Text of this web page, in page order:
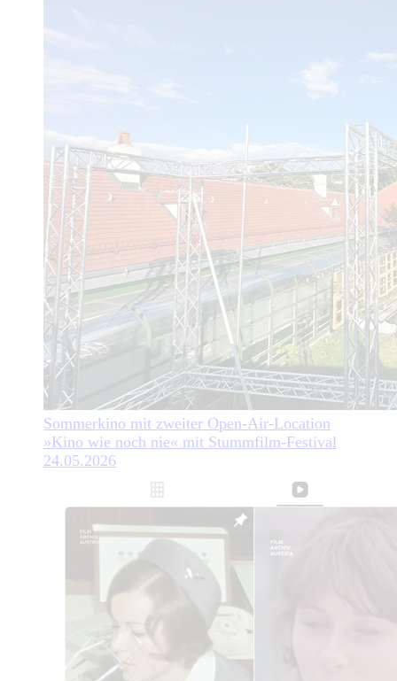
Sommerkino mit zweiter Open-Air-Location
»Kino wie noch nie« mit Stummfilm-Festival
24.05.2026